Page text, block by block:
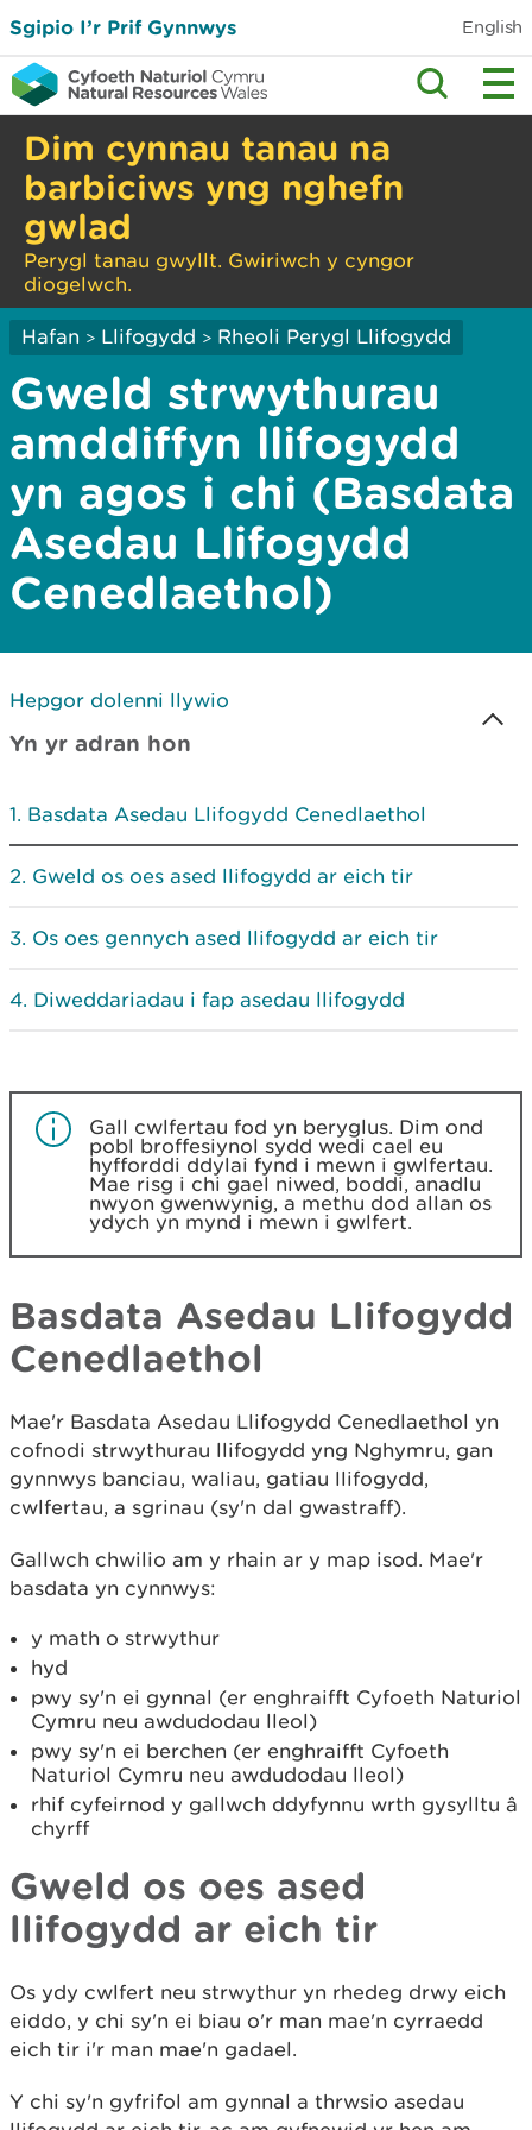
Sgipio I’r Prif Gynnwys English
Dim cynnau tanau na
barbiciws yng nghefn
gwlad
Perygl tanau gwyllt. Gwiriwch y cyngor
diogelwch.
Hafan > Llifogydd > Rheoli Perygl Llifogydd
Gweld strwythurau
amddiffyn llifogydd
yn agos i chi (Basdata
Asedau Llifogydd
Cenedlaethol)
Hepgor dolenni llywio
Yn yr adran hon
Basdata Asedau Llifogydd Cenedlaethol
Gweld os oes ased llifogydd ar eich tir
Os oes gennych ased llifogydd ar eich tir
Diweddariadau i fap asedau llifogydd
Gall cwlfertau fod yn beryglus. Dim ond
pobl broffesiynol sydd wedi cael eu
hyfforddi ddylai fynd i mewn i gwlfertau.
Mae risg i chi gael niwed, boddi, anadlu
nwyon gwenwynig, a methu dod allan os
ydych yn mynd i mewn i gwlfert.
Basdata Asedau Llifogydd
Cenedlaethol
Mae'r Basdata Asedau Llifogydd Cenedlaethol yn
cofnodi strwythurau llifogydd yng Nghymru, gan
gynnwys banciau, waliau, gatiau llifogydd,
cwlfertau, a sgrinau (sy'n dal gwastraff).
Gallwch chwilio am y rhain ar y map isod. Mae'r
basdata yn cynnwys:
y math o strwythur
hyd
pwy sy'n ei gynnal (er enghraifft Cyfoeth Naturiol
Cymru neu awdudodau lleol)
pwy sy'n ei berchen (er enghraifft Cyfoeth
Naturiol Cymru neu awdudodau lleol)
rhif cyfeirnod y gallwch ddyfynnu wrth gysylltu â
chyrff
Gweld os oes ased
llifogydd ar eich tir
Os ydy cwlfert neu strwythur yn rhedeg drwy eich
eiddo, y chi sy'n ei biau o'r man mae'n cyrraedd
eich tir i'r man mae'n gadael.
Y chi sy'n gyfrifol am gynnal a thrwsio asedau